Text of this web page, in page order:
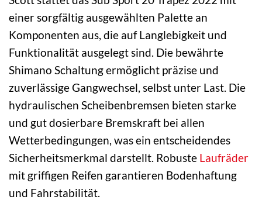
einer sorgfältig ausgewählten Palette an
Komponenten aus, die auf Langlebigkeit und
Funktionalität ausgelegt sind. Die bewährte
Shimano Schaltung ermöglicht präzise und
zuverlässige Gangwechsel, selbst unter Last. Die
hydraulischen Scheibenbremsen bieten starke
und gut dosierbare Bremskraft bei allen
Wetterbedingungen, was ein entscheidendes
Sicherheitsmerkmal darstellt. Robuste Laufräder
mit griffigen Reifen garantieren Bodenhaftung
und Fahrstabilität.